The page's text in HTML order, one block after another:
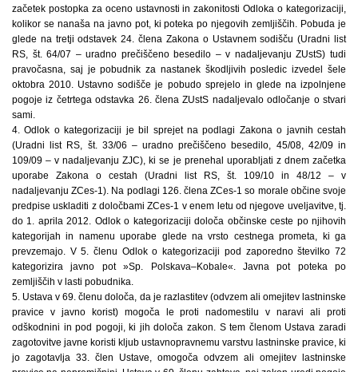
začetek postopka za oceno ustavnosti in zakonitosti Odloka o kategorizaciji,
kolikor se nanaša na javno pot, ki poteka po njegovih zemljiščih. Pobuda je
glede na tretji odstavek 24. člena Zakona o Ustavnem sodišču (Uradni list
RS, št. 64/07 – uradno prečiščeno besedilo – v nadaljevanju ZUstS) tudi
pravočasna, saj je pobudnik za nastanek škodljivih posledic izvedel šele
oktobra 2010. Ustavno sodišče je pobudo sprejelo in glede na izpolnjene
pogoje iz četrtega odstavka 26. člena ZUstS nadaljevalo odločanje o stvari
sami.
4. Odlok o kategorizaciji je bil sprejet na podlagi Zakona o javnih cestah
(Uradni list RS, št. 33/06 – uradno prečiščeno besedilo, 45/08, 42/09 in
109/09 – v nadaljevanju ZJC), ki se je prenehal uporabljati z dnem začetka
uporabe Zakona o cestah (Uradni list RS, št. 109/10 in 48/12 – v
nadaljevanju ZCes-1). Na podlagi 126. člena ZCes-1 so morale občine svoje
predpise uskladiti z določbami ZCes-1 v enem letu od njegove uveljavitve, tj.
do 1. aprila 2012. Odlok o kategorizaciji določa občinske ceste po njihovih
kategorijah in namenu uporabe glede na vrsto cestnega prometa, ki ga
prevzemajo. V 5. členu Odlok o kategorizaciji pod zaporedno številko 72
kategorizira javno pot »Sp. Polskava–Kobale«. Javna pot poteka po
zemljiščih v lasti pobudnika.
5. Ustava v 69. členu določa, da je razlastitev (odvzem ali omejitev lastninske
pravice v javno korist) mogoča le proti nadomestilu v naravi ali proti
odškodnini in pod pogoji, ki jih določa zakon. S tem členom Ustava zaradi
zagotovitve javne koristi kljub ustavnopravnemu varstvu lastninske pravice, ki
jo zagotavlja 33. člen Ustave, omogoča odvzem ali omejitev lastninske